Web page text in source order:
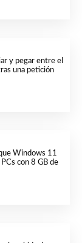
y pegar entre el
una petición
Windows 11
con 8 GB de